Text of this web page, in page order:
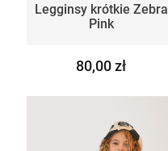
Legginsy krótkie Zebra
Pink
80,00 zł